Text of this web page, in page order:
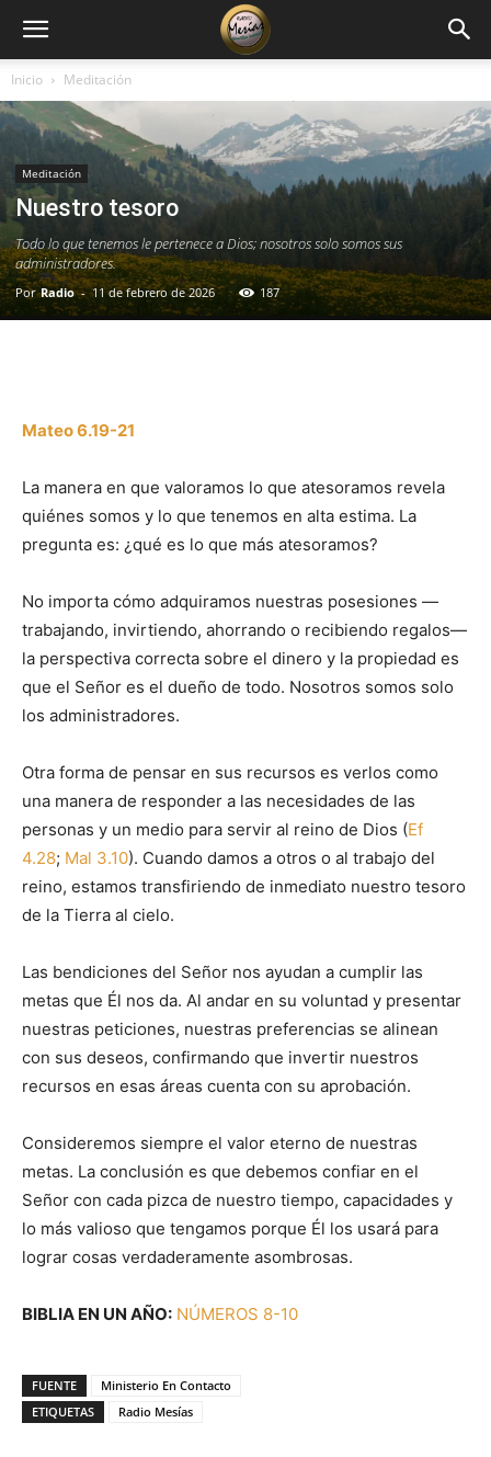
Inicio Meditación
Meditación
Nuestro tesoro
Todo lo que tenemos le pertenece a Dios; nosotros solo somos sus
administradores.
Por Radio - 11 de febrero de 2026 187
Mateo 6.19-21
La manera en que valoramos lo que atesoramos revela
quiénes somos y lo que tenemos en alta estima. La
pregunta es: ¿qué es lo que más atesoramos?
No importa cómo adquiramos nuestras posesiones —
trabajando, invirtiendo, ahorrando o recibiendo regalos—
la perspectiva correcta sobre el dinero y la propiedad es
que el Señor es el dueño de todo. Nosotros somos solo
los administradores.
Otra forma de pensar en sus recursos es verlos como
una manera de responder a las necesidades de las
personas y un medio para servir al reino de Dios (Ef
4.28; Mal 3.10). Cuando damos a otros o al trabajo del
reino, estamos transfiriendo de inmediato nuestro tesoro
de la Tierra al cielo.
Las bendiciones del Señor nos ayudan a cumplir las
metas que Él nos da. Al andar en su voluntad y presentar
nuestras peticiones, nuestras preferencias se alinean
con sus deseos, confirmando que invertir nuestros
recursos en esas áreas cuenta con su aprobación.
Consideremos siempre el valor eterno de nuestras
metas. La conclusión es que debemos confiar en el
Señor con cada pizca de nuestro tiempo, capacidades y
lo más valioso que tengamos porque Él los usará para
lograr cosas verdaderamente asombrosas.
BIBLIA EN UN AÑO: NÚMEROS 8-10
FUENTE
Ministerio En Contacto
ETIQUETAS
Radio Mesías